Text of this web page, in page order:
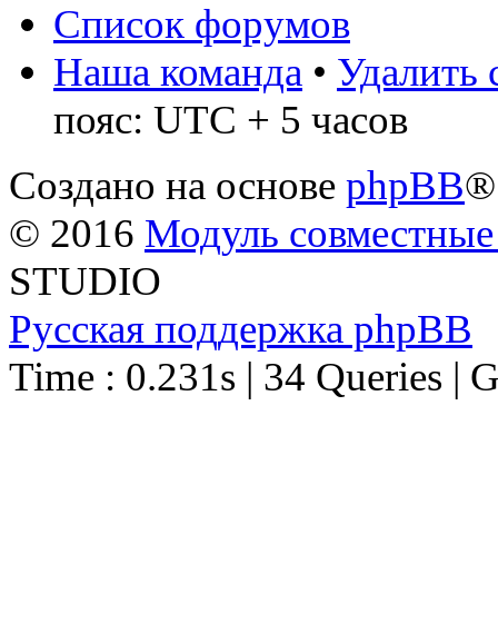
Список форумов
Наша команда • Удалить
пояс: UTC + 5 часов
Создано на основе phpBB®
© 2016 Модуль
STUDIO
Русская поддержка phpBB
Time : 0.231s | 34 Queries |